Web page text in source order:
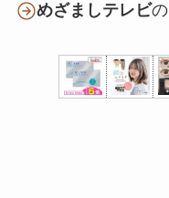
めざましテレビ